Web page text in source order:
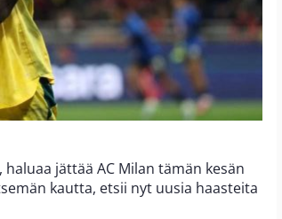
haluaa jättää AC Milan tämän kesän
kautta, etsii nyt uusia haasteita